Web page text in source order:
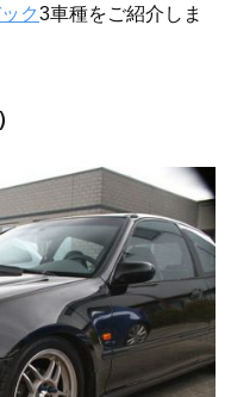
ク3車種をご紹介しま